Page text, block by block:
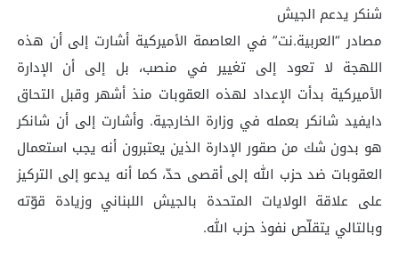
شنكر يدعم الجيش
مصادر “العربية.نت” في العاصمة الأميركية أشارت إلى أن هذه
اللهجة لا تعود إلى تغيير في منصب، بل إلى أن الإدارة
الأميركية بدأت الإعداد لهذه العقوبات منذ أشهر وقبل التحاق
دايفيد شانكر بعمله في وزارة الخارجية. وأشارت إلى أن شانكر
هو بدون شك من صقور الإدارة الذين يعتبرون أنه يجب استعمال
العقوبات ضد حزب الله إلى أقصى حدّ، كما أنه يدعو إلى التركيز
على علاقة الولايات المتحدة بالجيش اللبناني وزيادة قوّته
وبالتالي يتقلّص نفوذ حزب الله.